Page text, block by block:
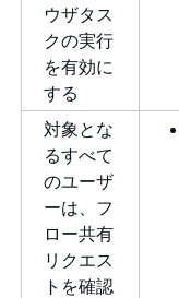
ウザタス
クの実行
を有効に
する
対象とな
るすべて
のユーザ
ーは、フ
ロー共有
リクエス
トを確認